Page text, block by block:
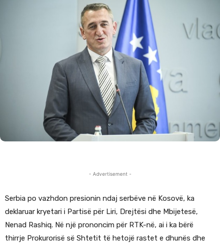
- Advertisement -
Serbia po vazhdon presionin ndaj serbëve në Kosovë, ka
deklaruar kryetari i Partisë për Liri, Drejtësi dhe Mbijetesë,
Nenad Rashiq. Në një prononcim për RTK-në, ai i ka bërë
thirrje Prokurorisë së Shtetit të hetojë rastet e dhunës dhe